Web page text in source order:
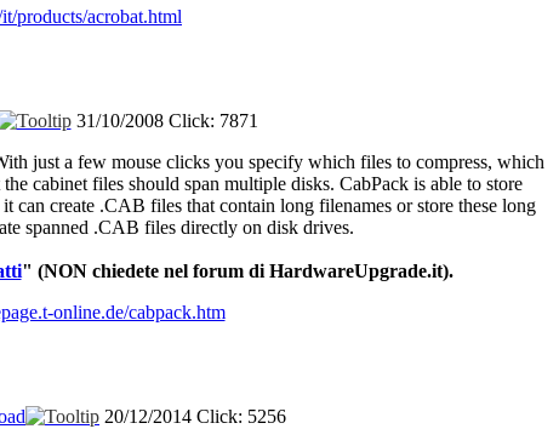
products/acrobat.html
31/10/2008 Click: 7871
just a few mouse clicks you specify which files to compress, which
cabinet files should span multiple disks. CabPack is able to store
can create .CAB files that contain long filenames or store these long
spanned .CAB files directly on disk drives.
" (NON chiedete nel forum di HardwareUpgrade.it).
online.de/cabpack.htm
20/12/2014 Click: 5256